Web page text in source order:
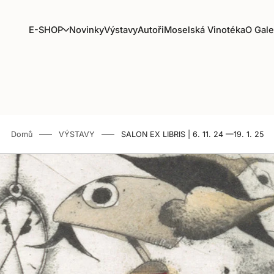
E
E-SHOP NovinkyVýstavyAutořiMoselská VinotékaO
Domů VÝSTAVY SALON EX LIBRIS | 6. 11. 24 —19. 1. 25